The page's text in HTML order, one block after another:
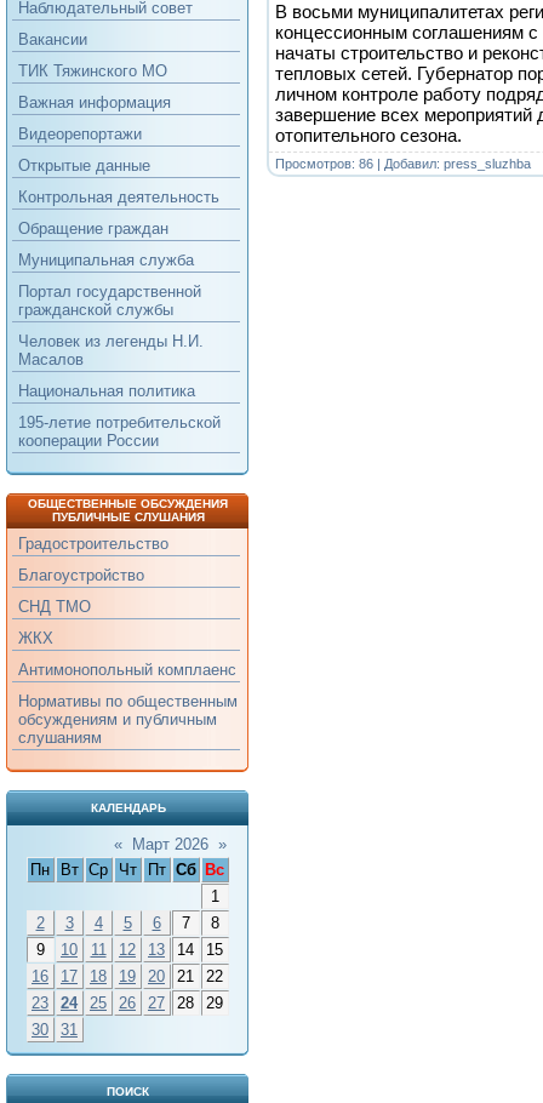
Наблюдательный совет
Вакансии
ТИК Тяжинского МО
Важная информация
Видеорепортажи
Открытые данные
Контрольная деятельность
Обращение граждан
Муниципальная служба
Портал государственной
гражданской службы
Человек из легенды Н.И.
Масалов
Национальная политика
195-летие потребительской
кооперации России
ОБЩЕСТВЕННЫЕ ОБСУЖДЕНИЯ
ПУБЛИЧНЫЕ СЛУШАНИЯ
Градостроительство
Благоустройство
СНД ТМО
ЖКХ
Антимонопольный комплаенс
Нормативы по общественным
обсуждениям и публичным
слушаниям
КАЛЕНДАРЬ
« Март 2026 »
Пн
Вт Ср Чт Пт Сб
Вс
1
2
3 4 5 6 7
8
9
10 11 12 13 14
15
16
17 18 19 20 21
22
23
24 25 26 27 28
29
30
31
ПОИСК
В восьми муниципалитетах
концессионным соглашениям
начаты строительство и
тепловых сетей. Губернатор
личном контроле работу
завершение всех
отопительного сезона.
Просмотров: 86 | Добавил: press_sluzhba